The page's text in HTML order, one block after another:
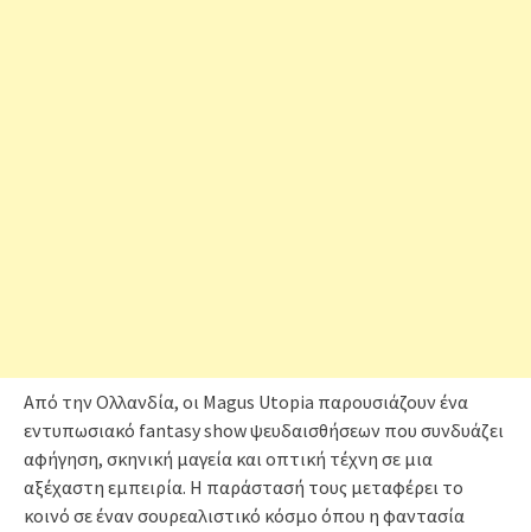
Από την Ολλανδία, οι Magus Utopia παρουσιάζουν ένα
εντυπωσιακό fantasy show ψευδαισθήσεων που συνδυάζει
αφήγηση, σκηνική μαγεία και οπτική τέχνη σε μια
αξέχαστη εμπειρία. Η παράστασή τους μεταφέρει το
κοινό σε έναν σουρεαλιστικό κόσμο όπου η φαντασία